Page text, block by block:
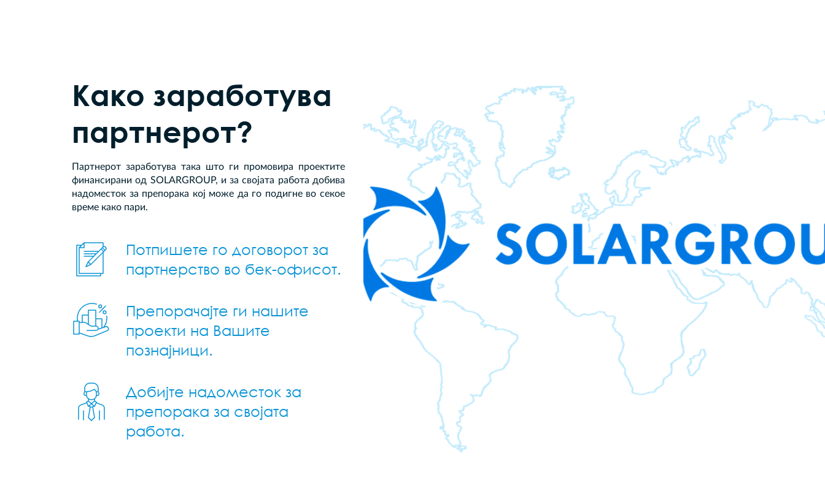
Како заработува
партнерот?
Партнерот заработува така што ги промовира проектите
финансирани од SOLARGROUP, и за својата работа добива
надоместок за препорака кој може да го подигне во секое
време како пари.
Потпишете го договорот за
партнерство во бек-офисот.
Препорачајте ги нашите
проекти на Вашите
познајници.
Добијте надоместок за
препорака за својата
работа.